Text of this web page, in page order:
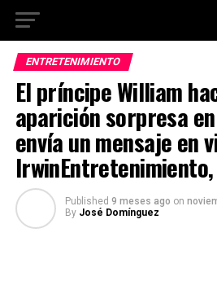
ENTRETENIMIENTO
El príncipe William
aparición sorpresa en
envía un mensaje en
Published 9 meses ago on
By José Domínguez